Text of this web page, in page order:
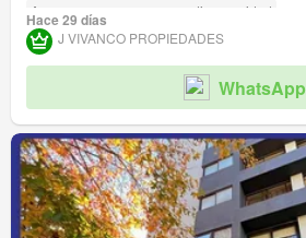
Acceso para personas con discapacidad
Hace 29 días
J VIVANCO PROPIEDADES
WhatsApp